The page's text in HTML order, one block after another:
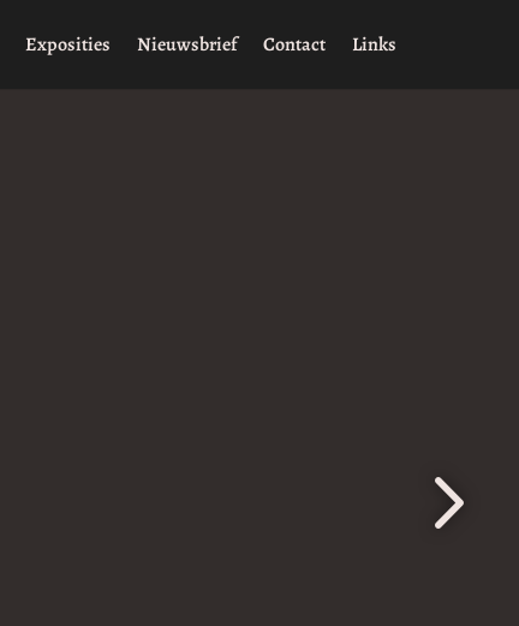
Exposities Nieuwsbrief Contact Links
5